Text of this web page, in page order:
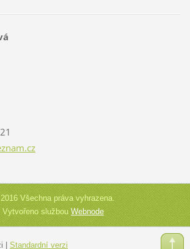
znam.cz
Všechna práva vyhrazena.
Vytvořeno službouWebnode
Standardní verzi